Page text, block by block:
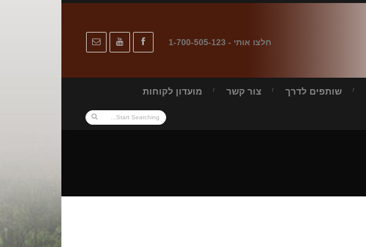
חלצו אותי - 1-700-505-123
שותפים לדרך צור קשר מועדון לקוחות